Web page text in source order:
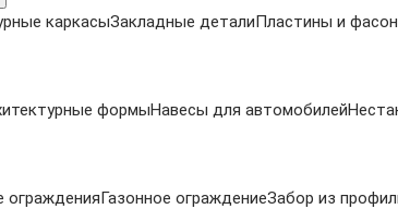
каркасыЗакладные деталиПластины и
формыНавесы для автомобилей
огражденияГазонное ограждениеЗабор из